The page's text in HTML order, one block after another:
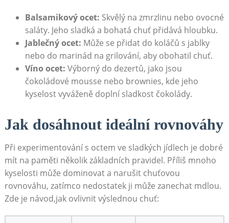
Balsamikový ocet: Skvělý na zmrzlinu‌ nebo ovocné‍
saláty. Jeho sladká a‌ bohatá chuť​ přidává hloubku.
Jablečný ocet: Může se přidat ‍do koláčů s jablky
⁢nebo do marinád na grilování, ​aby obohatil chuť.
Víno ocet: Výborný do dezertů, jako jsou
čokoládové mousse nebo brownies, kde ⁣jeho
kyselost vyváženě doplní sladkost čokolády.
Jak ‍dosáhnout ideální rovnováhy
Při ​experimentování s octem ⁤ve sladkých jídlech ⁤je dobré
mít na paměti‍ několik základních pravidel.⁤ Příliš mnoho
kyselosti může dominovat a narušit chuťovou
rovnováhu, zatímco nedostatek ji může zanechat mdlou.
Zde je‌ návod,jak ovlivnit výslednou chuť: